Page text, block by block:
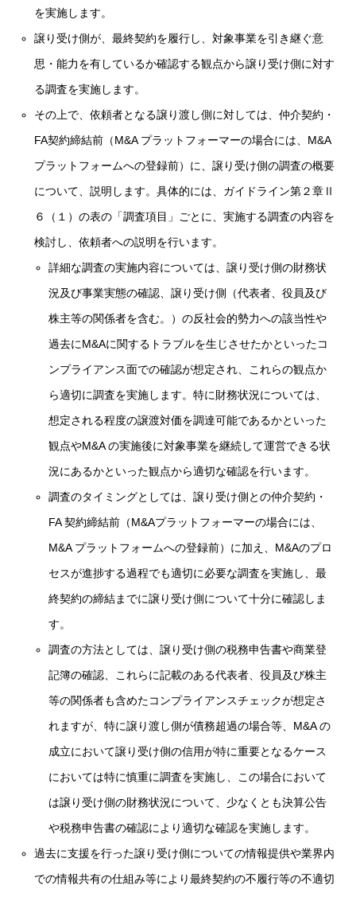
を実施します。
譲り受け側が、最終契約を履行し、対象事業を引き継ぐ意
思・能力を有しているか確認する観点から譲り受け側に対す
る調査を実施します。
その上で、依頼者となる譲り渡し側に対しては、仲介契約・
FA契約締結前（M&A プラットフォーマーの場合には、M&A
プラットフォームへの登録前）に、譲り受け側の調査の概要
について、説明します。具体的には、ガイドライン第２章Ⅱ
６（１）の表の「調査項目」ごとに、実施する調査の内容を
検討し、依頼者への説明を行います。
詳細な調査の実施内容については、譲り受け側の財務状
況及び事業実態の確認、譲り受け側（代表者、役員及び
株主等の関係者を含む。）の反社会的勢力への該当性や
過去にM&Aに関するトラブルを生じさせたかといったコ
ンプライアンス面での確認が想定され、これらの観点か
ら適切に調査を実施します。特に財務状況については、
想定される程度の譲渡対価を調達可能であるかといった
観点やM&A の実施後に対象事業を継続して運営できる状
況にあるかといった観点から適切な確認を行います。
調査のタイミングとしては、譲り受け側との仲介契約・
FA 契約締結前（M&Aプラットフォーマーの場合には、
M&A プラットフォームへの登録前）に加え、M&Aのプロ
セスが進捗する過程でも適切に必要な調査を実施し、最
終契約の締結までに譲り受け側について十分に確認しま
す。
調査の方法としては、譲り受け側の税務申告書や商業登
記簿の確認、これらに記載のある代表者、役員及び株主
等の関係者も含めたコンプライアンスチェックが想定さ
れますが、特に譲り渡し側が債務超過の場合等、M&A の
成立において譲り受け側の信用が特に重要となるケース
においては特に慎重に調査を実施し、この場合において
は譲り受け側の財務状況について、少なくとも決算公告
や税務申告書の確認により適切な確認を実施します。
過去に支援を行った譲り受け側についての情報提供や業界内
での情報共有の仕組み等により最終契約の不履行等の不適切